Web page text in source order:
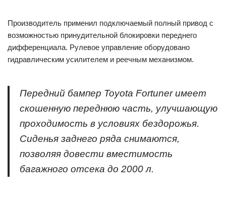
Производитель применил подключаемый полный привод с
возможностью принудительной блокировки переднего
дифференциала. Рулевое управление оборудовано
гидравлическим усилителем и реечным механизмом.
Передний бампер Toyota Fortuner имеет
скошенную переднюю часть, улучшающую
проходимость в условиях бездорожья.
Сиденья заднего ряда снимаются,
позволяя довести вместимость
багажного отсека до 2000 л.